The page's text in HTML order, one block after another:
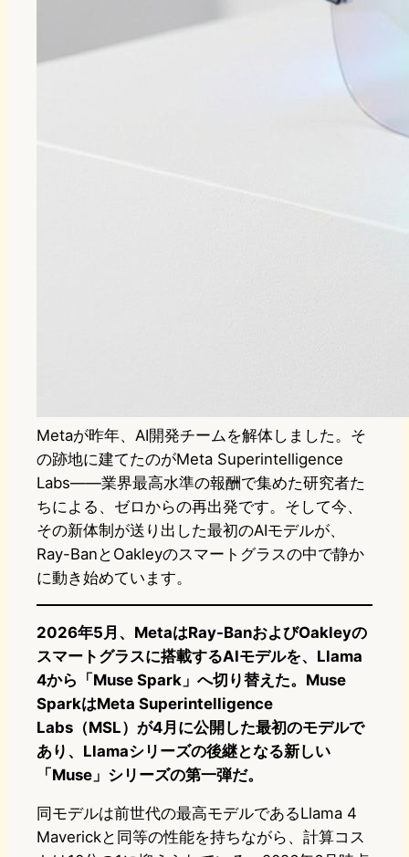
Metaが昨年、AI開発チームを解体しました。そ
の跡地に建てたのがMeta Superintelligence
Labs——業界最高水準の報酬で集めた研究者た
ちによる、ゼロからの再出発です。そして今、
その新体制が送り出した最初のAIモデルが、
Ray-BanとOakleyのスマートグラスの中で静か
に動き始めています。
2026年5月、MetaはRay-BanおよびOakleyの
スマートグラスに搭載するAIモデルを、Llama
4から「Muse Spark」へ切り替えた。Muse
SparkはMeta Superintelligence
Labs（MSL）が4月に公開した最初のモデルで
あり、Llamaシリーズの後継となる新しい
「Muse」シリーズの第一弾だ。
同モデルは前世代の最高モデルであるLlama 4
Maverickと同等の性能を持ちながら、計算コス